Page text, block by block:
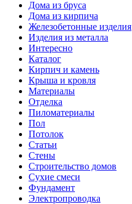
Дома из бруса
Дома из кирпича
Железобетонные изделия
Изделия из металла
Интересно
Каталог
Кирпич и камень
Крыша и кровля
Материалы
Отделка
Пиломатериалы
Пол
Потолок
Статьи
Стены
Строительство домов
Сухие смеси
Фундамент
Электропроводка